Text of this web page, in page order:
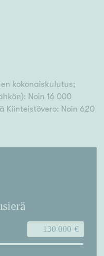
kokonaiskulutus;
Noin 16 000
Kiinteistövero: Noin 620